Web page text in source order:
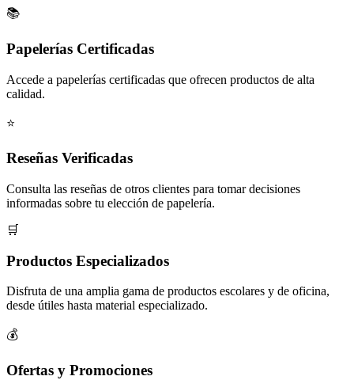
📚
Papelerías Certificadas
Accede a papelerías certificadas que ofrecen productos de alta
calidad.
⭐
Reseñas Verificadas
Consulta las reseñas de otros clientes para tomar decisiones
informadas sobre tu elección de papelería.
🛒
Productos Especializados
Disfruta de una amplia gama de productos escolares y de oficina,
desde útiles hasta material especializado.
💰
Ofertas y Promociones